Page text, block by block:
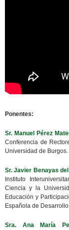
Ponentes:
Sr. Manuel Pérez
Conferencia de
Universidad de Burgos.
Sr. Javier Benayas
Instituto
Ciencia y la
Educación y
Española de
Sra. Ana María